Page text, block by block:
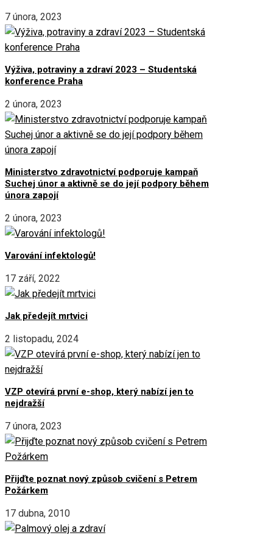
7 února, 2023
Výživa, potraviny a zdraví 2023 – Studentská
konference Praha
2 února, 2023
Ministerstvo zdravotnictví podporuje kampaň
Suchej únor a aktivně se do její podpory během
února zapojí
2 února, 2023
Varování infektologů!
17 září, 2022
Jak předejít mrtvici
2 listopadu, 2024
VZP otevírá první e-shop, který nabízí jen to
nejdražší
7 února, 2023
Přijďte poznat nový způsob cvičení s Petrem
Požárkem
17 dubna, 2010